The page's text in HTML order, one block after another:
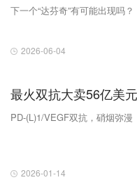
下一个“达芬奇”有可能出现吗？
2026-06-04
最火双抗大卖56亿美
PD-(L)1/VEGF双抗，硝烟弥漫
2026-01-14